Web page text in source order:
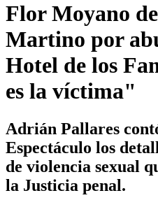
Flor Moyano
Martino por
Hotel de los
es la víctima"
Adrián Pallares
Espectáculo los
de violencia sexual
la Justicia penal.